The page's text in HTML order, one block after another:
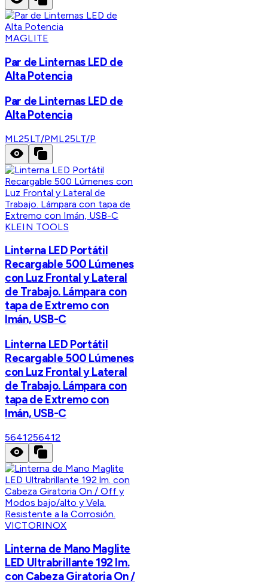
MAGLITE
Par de Linternas LED de
Alta Potencia
Par de Linternas LED de
Alta Potencia
ML25LT/PML25LT/P
KLEIN TOOLS
Linterna LED Portátil
Recargable 500 Lúmenes
con Luz Frontal y Lateral
de Trabajo. Lámpara con
tapa de Extremo con
Imán, USB-C
Linterna LED Portátil
Recargable 500 Lúmenes
con Luz Frontal y Lateral
de Trabajo. Lámpara con
tapa de Extremo con
Imán, USB-C
5641256412
VICTORINOX
Linterna de Mano Maglite
LED Ultrabrillante 192 lm.
con Cabeza Giratoria On /